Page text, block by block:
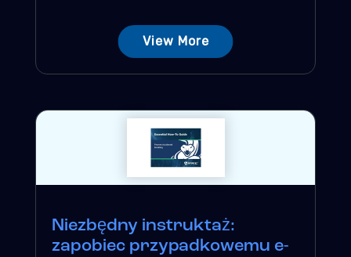
View More
Niezbędny instruktaż:
zapobiec przypadkowemu e-